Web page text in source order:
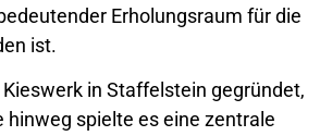
Erholungsraum für die
ist.
in Staffelstein gegründet,
hinweg spielte es eine zentrale